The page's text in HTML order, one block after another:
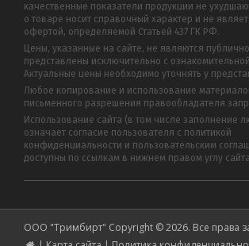
качественные показатели продукции не
о товаре носит справочный характер и не
офертой, определяемой Статьей 437 ГК РФ.
Цены, указанные на сайте, не являются
представлены исключительно с
Актуальные цены необходимо уточнять у
Любое копирование и использование
письменного разрешения правообладателя
Использование сайта (в том числе заполнение
означает согласие пользователя с политикой
конфиденциальности и пользовательским
доступны по ссылкам в нижнем правом углу
ООО "Тримбирт" Copyright © 2026. Все права